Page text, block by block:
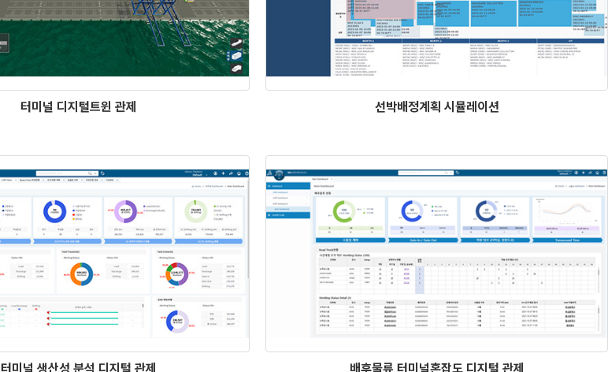
터미널 디지털트윈 관제 선박배정계획 시뮬레이션
터미널 생산성 분석 디지털 관제 배후물류 터미널혼잡도 디지털 관제